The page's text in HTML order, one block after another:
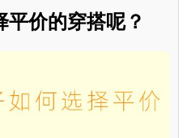
平价的穿搭呢？